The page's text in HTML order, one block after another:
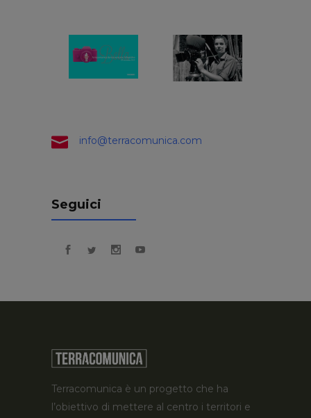
info@terracomunica.com
Seguici
Terracomunica è un progetto che ha
l’obiettivo di mettere al centro i territori e